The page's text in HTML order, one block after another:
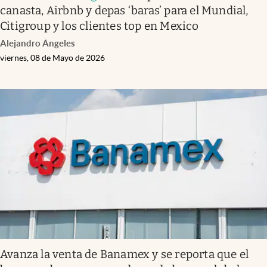
canasta, Airbnb y depas ‘baras’ para el Mundial,
Citigroup y los clientes top en Mexico
Alejandro Ángeles
viernes, 08 de Mayo de 2026
Avanza la venta de Banamex y se reporta que el